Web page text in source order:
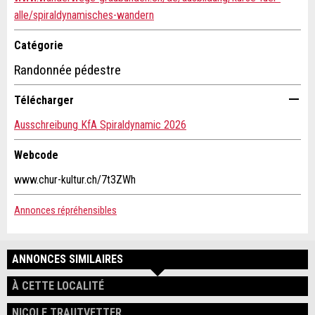
FERMER
Composez un message à la personne de contact pour cette
annonce .
alle/spiraldynamisches-wandern
Catégorie
Randonnée pédestre
Télécharger
Ausschreibung KfA Spiraldynamic 2026
Webcode
www.chur-kultur.ch/7t3ZWh
Annonces répréhensibles
ANNONCES SIMILAIRES
À CETTE LOCALITÉ